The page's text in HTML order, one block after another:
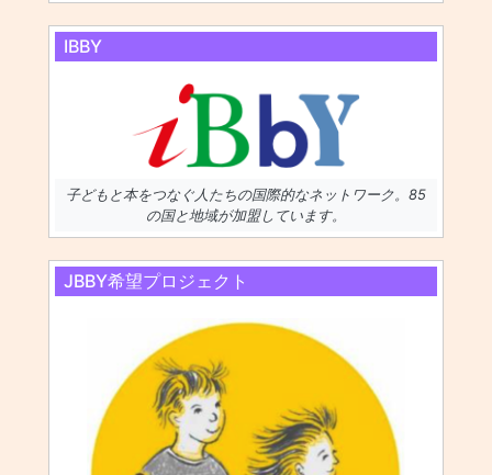
IBBY
子どもと本をつなぐ人たちの国際的なネットワーク。85
の国と地域が加盟しています。
JBBY希望プロジェクト